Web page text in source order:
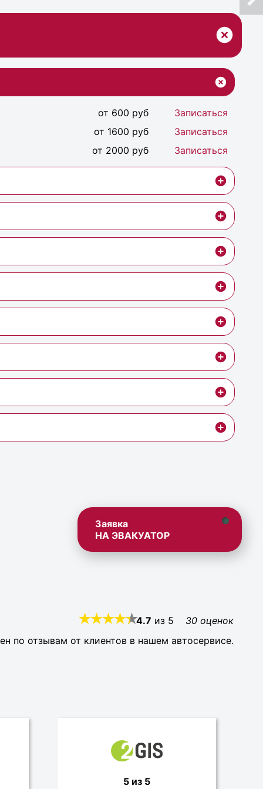
от 600 руб
Записаться
от 1600 руб
Записаться
от 2000 руб Записаться
Заявка
НА ЭВАКУАТОР
4.7 из 5 30 оценок
по отзывам от клиентов в нашем автосервисе.
5 из 5